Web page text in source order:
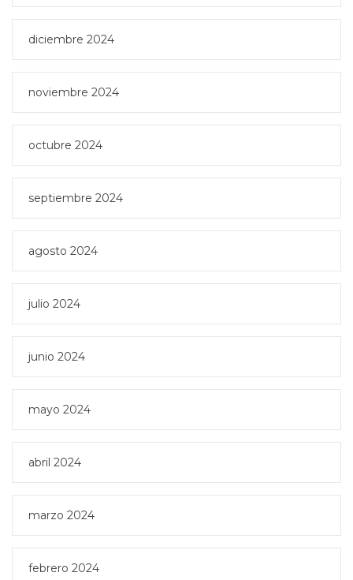
diciembre 2024
noviembre 2024
octubre 2024
septiembre 2024
agosto 2024
julio 2024
junio 2024
mayo 2024
abril 2024
marzo 2024
febrero 2024